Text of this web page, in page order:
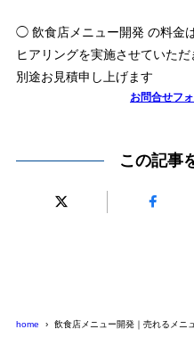
◯ 飲食店メニュー開発 の料金
ヒアリングを実施させていただ
別途お見積申し上げます
お問合せフ
この記事
home 飲食店メニュー開発｜売れるメニ